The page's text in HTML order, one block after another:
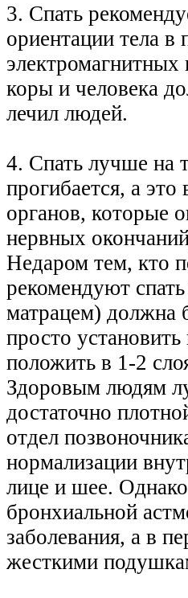
3. Спать
ориентации тела в
коры и человека
лечил людей.
4. Спать лучше на
прогибается, а
органов, которые
нервных
Недаром тем, кто
рекомендуют
матрацем) должна
просто
положить в 1-2
Здоровым людям
достаточно
отдел
нормализации
лице и шее.
бронхиальной
заболевания, а в
жесткими